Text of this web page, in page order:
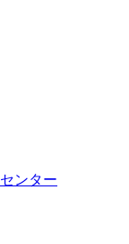
ンター